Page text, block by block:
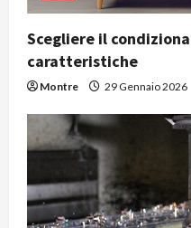
Scegliere il
caratteristiche
Montre 29 Gennaio 2026